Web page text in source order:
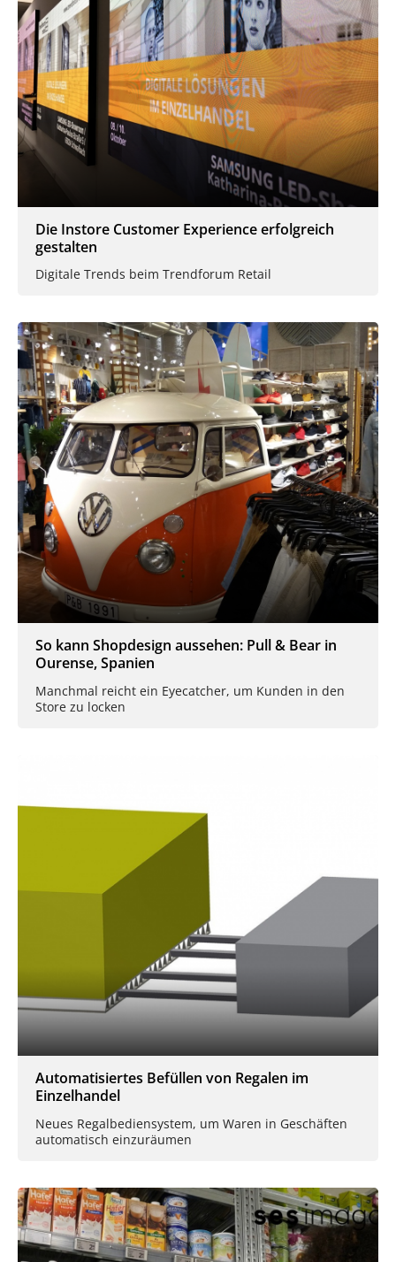
Die Instore Customer Experience erfolgreich
gestalten
Digitale Trends beim Trendforum Retail
So kann Shopdesign aussehen: Pull & Bear in
Ourense, Spanien
Manchmal reicht ein Eyecatcher, um Kunden in den
Store zu locken
Automatisiertes Befüllen von Regalen im
Einzelhandel
Neues Regalbediensystem, um Waren in Geschäften
automatisch einzuräumen